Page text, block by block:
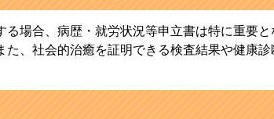
る場合、病歴・就労状況等申立書は特に重要
た、社会的治癒を証明できる検査結果や健康